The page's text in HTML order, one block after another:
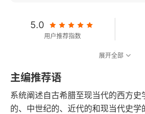
5.0
用户推荐指数
422千字
字数
展开全部
主编推荐语
系统阐述自古希腊至现当代的西方史
的、中世纪的、近代的和现当代史学